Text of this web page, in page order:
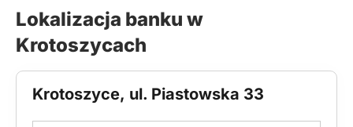
Lokalizacja banku w
Krotoszycach
Krotoszyce, ul. Piastowska 33